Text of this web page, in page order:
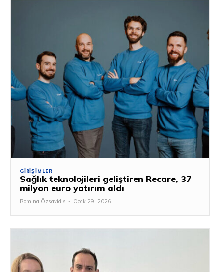
GIRIŞIMLER
Sağlık teknolojileri geliştiren Recare, 37
milyon euro yatırım aldı
Romina Özsavidis - Ocak 29, 2026